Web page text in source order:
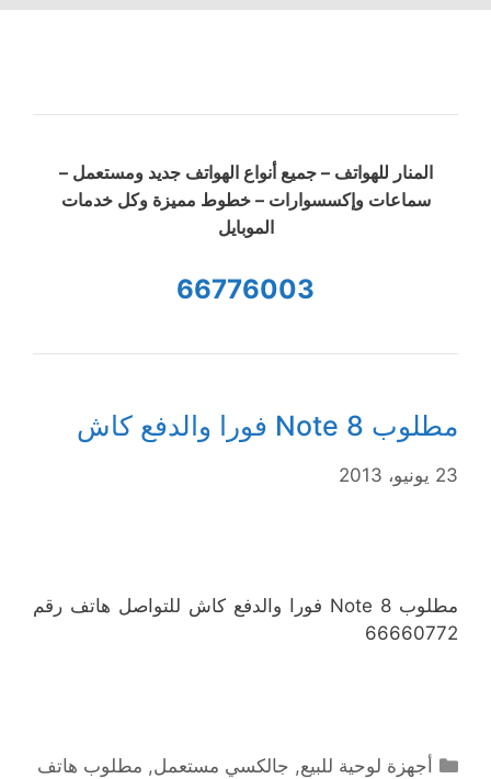
المنار للهواتف – جميع أنواع الهواتف جديد ومستعمل –
سماعات وإكسسوارات – خطوط مميزة وكل خدمات
الموبايل
66776003
مطلوب Note 8 فورا والدفع كاش
23 يونيو، 2013
مطلوب Note 8 فورا والدفع كاش للتواصل هاتف رقم
66660772
التصنيفات
أجهزة لوحية للبيع, جالكسي مستعمل, مطلوب هاتف